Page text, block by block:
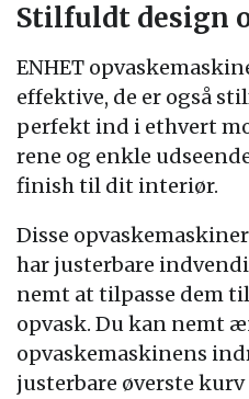
Stilfuldt design
ENHET
effektive, de er også
perfekt ind i ethvert
rene og enkle
finish til dit interiør.
Disse
har justerbare
nemt at tilpasse dem
opvask. Du kan nemt
opvaskemaskinens
justerbare øverste